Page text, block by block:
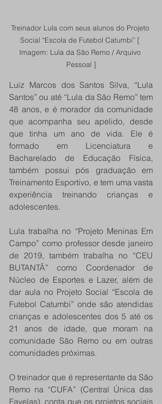
Treinador Lula com seus alunos do Projeto
Social “Escola de Futebol Catumbi” [
Imagem: Lula da São Remo / Arquivo
Pessoal ]
Luiz Marcos dos Santos Silva, “Lula
Santos” ou até “Lula da São Remo” tem
48 anos, e é morador da comunidade
que acompanha seu apelido, desde
que tinha um ano de vida. Ele é
formado em Licenciatura e
Bacharelado de Educação Física,
também possui pós graduação em
Treinamento Esportivo, e tem uma vasta
experiência treinando crianças e
adolescentes.
Lula trabalha no “Projeto Meninas Em
Campo” como professor desde janeiro
de 2019, também trabalha no “CEU
BUTANTÃ” como Coordenador de
Núcleo de Esportes e Lazer, além de
dar aula no Projeto Social “Escola de
Futebol Catumbi” onde são atendidas
crianças e adolescentes dos 5 até os
21 anos de idade, que moram na
comunidade São Remo ou em outras
comunidades próximas.
O treinador que é representante da São
Remo na “CUFA” (Central Única das
Favelas), conta que os projetos sociais